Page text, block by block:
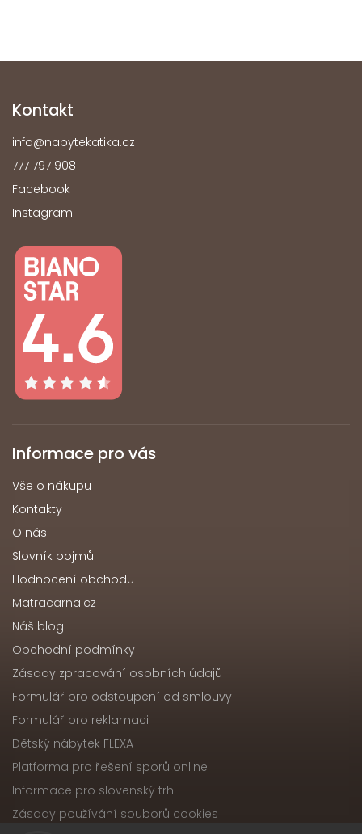
Kontakt
info@nabytekatika.cz
777 797 908
Facebook
Instagram
Informace pro vás
Vše o nákupu
Kontakty
O nás
Slovník pojmů
Hodnocení obchodu
Matracarna.cz
Náš blog
Obchodní podmínky
Zásady zpracování osobních údajů
Formulář pro odstoupení od smlouvy
Formulář pro reklamaci
Dětský nábytek FLEXA
Platforma pro řešení sporů online
Informace pro slovenský trh
Zásady používání souborů cookies